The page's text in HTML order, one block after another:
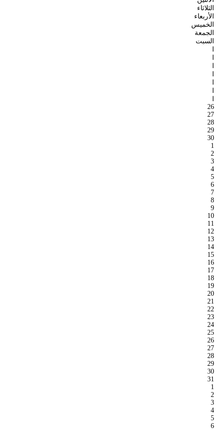
الثلاثاء
الأربعاء
الخميس
الجمعة
السبت
26
27
28
29
30
1
2
3
4
5
6
7
8
9
10
11
12
13
14
15
16
17
18
19
20
21
22
23
24
25
26
27
28
29
30
31
1
2
3
4
5
6